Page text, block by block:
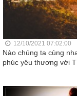
12/10/2021 07:02:00
Nào chúng ta cùng
phúc yêu thương với